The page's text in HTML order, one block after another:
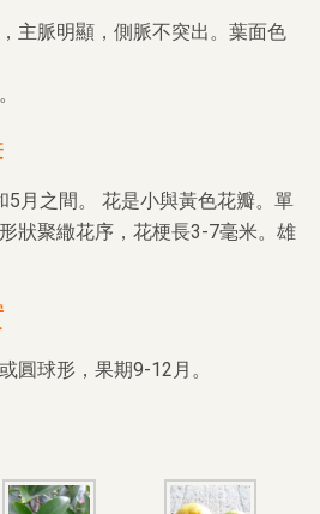
主脈明顯，側脈不突出。葉面色
5月之間。 花是小與黃色花瓣。單
狀聚繖花序，花梗長3-7毫米。雄
圓球形，果期9-12月。